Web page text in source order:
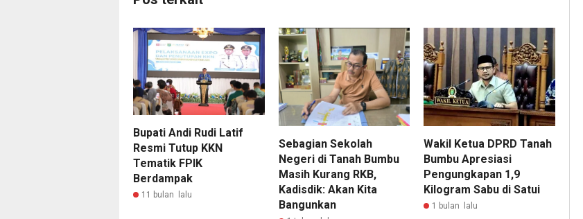
Bupati Andi Rudi Latif
Resmi Tutup KKN
Tematik FPIK
Berdampak
11 bulan lalu
Sebagian Sekolah
Negeri di Tanah Bumbu
Masih Kurang RKB,
Kadisdik: Akan Kita
Bangunkan
Wakil Ketua DPRD Tanah
Bumbu Apresiasi
Pengungkapan 1,9
Kilogram Sabu di Satui
1 bulan lalu